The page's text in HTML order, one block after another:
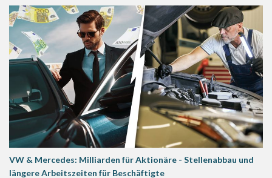
VW & Mercedes: Milliarden für Aktionäre - Stellenabbau und
längere Arbeitszeiten für Beschäftigte